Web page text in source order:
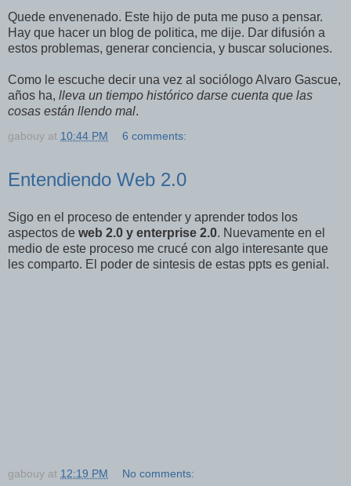
Quede envenenado. Este hijo de puta me puso a pensar.
Hay que hacer un blog de politica, me dije. Dar difusión a
estos problemas, generar conciencia, y buscar soluciones.
Como le escuche decir una vez al sociólogo Alvaro Gascue,
años ha, lleva un tiempo histórico darse cuenta que las
cosas están llendo mal.
gabouy at 10:44 PM 6 comments:
Entendiendo Web 2.0
Sigo en el proceso de entender y aprender todos los
aspectos de web 2.0 y enterprise 2.0. Nuevamente en el
medio de este proceso me crucé con algo interesante que
les comparto. El poder de sintesis de estas ppts es genial.
gabouy at 12:19 PM No comments: